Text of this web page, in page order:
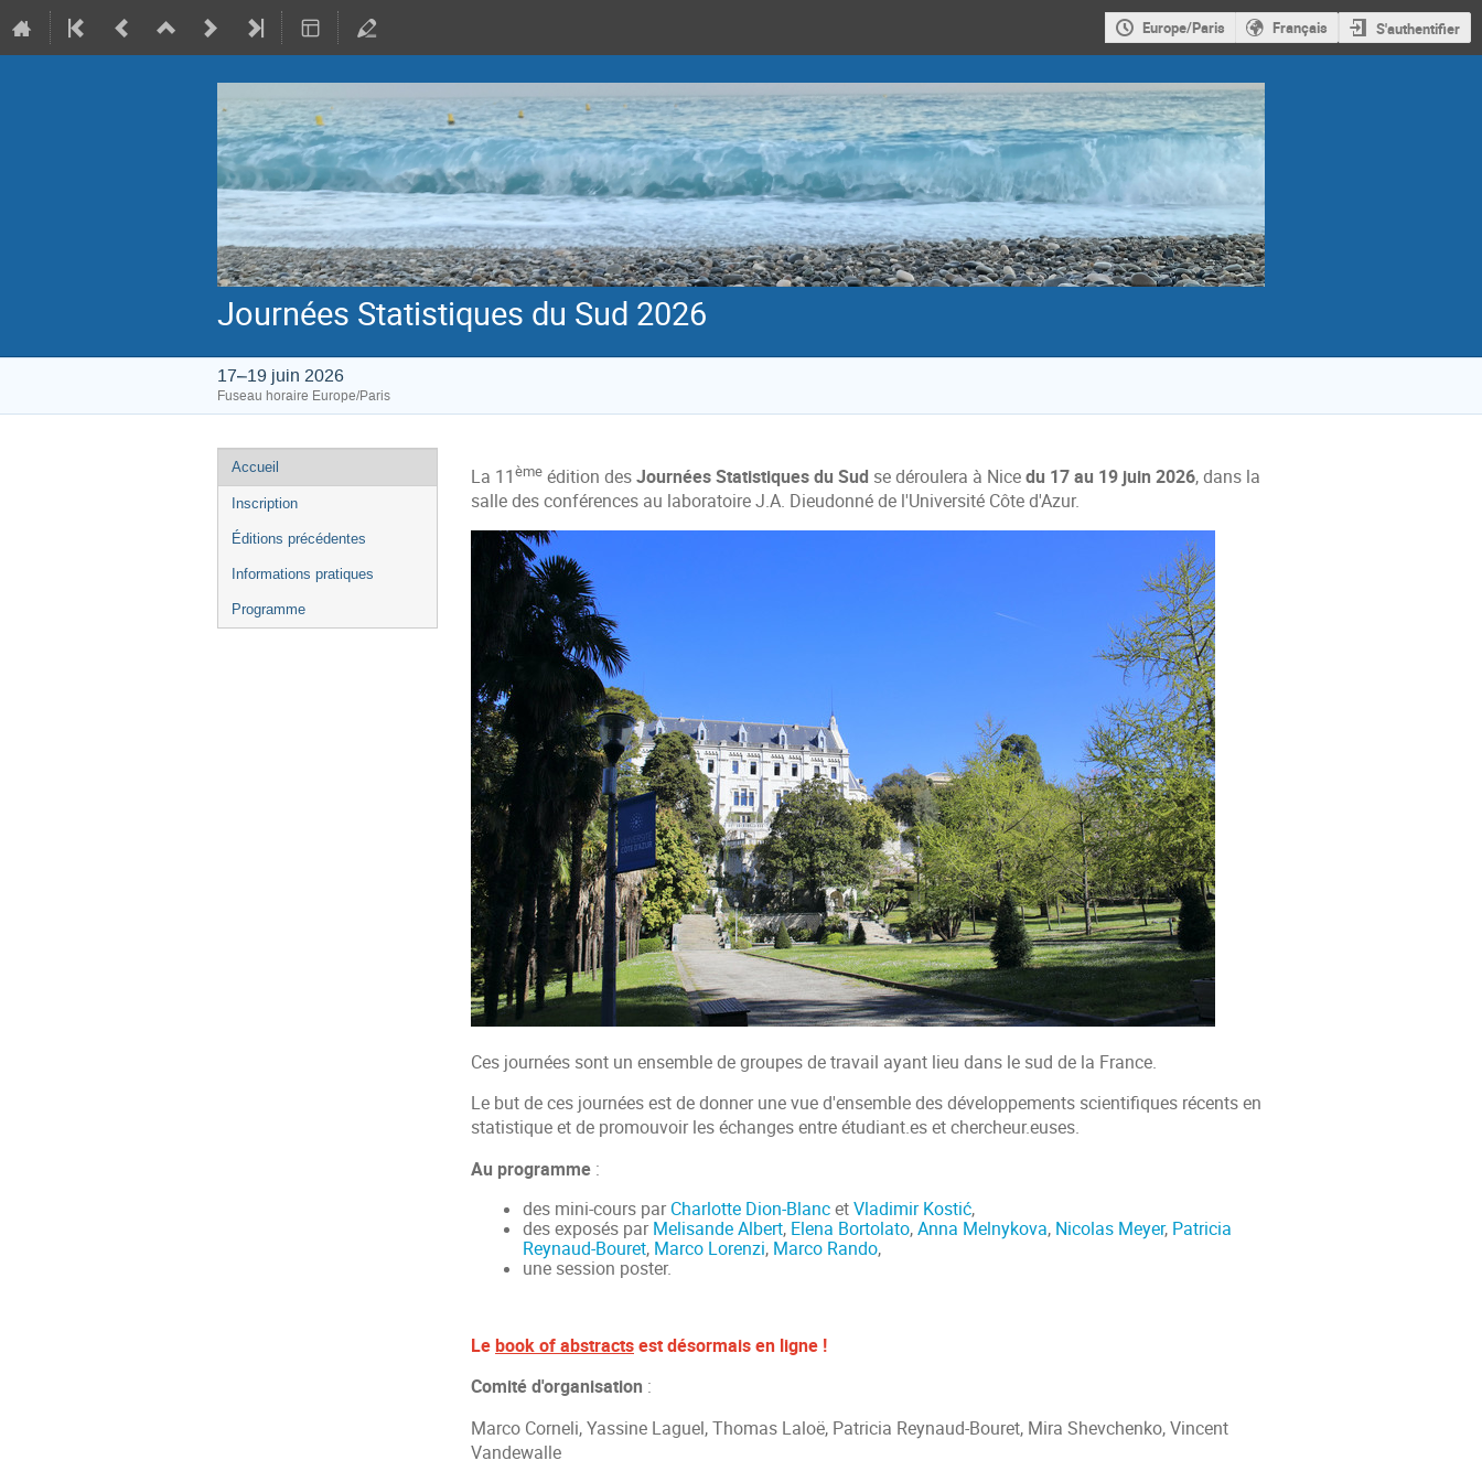
Europe/Paris Français S'authentifier
Journées Statistiques du Sud 2026
17–19 juin 2026
Fuseau horaire Europe/Paris
Menu
de
l'événement
Accueil
Inscription
Éditions précédentes
Informations pratiques
Programme
La 11ème édition desJournées Statistiques du Sud se déroulera à Nicedu 17 au 19 juin 2026, dans la
salle des conférences au laboratoire J.A. Dieudonné de l'Université Côte d'Azur.
Ces journées sont un ensemble de groupes de travail ayant lieu dans le sud de la France.
Le but de ces journées est de donner une vue d'ensemble des développements scientifiques récents en
statistique et de promouvoir les échanges entre étudiant.es et chercheur.euses.
Au programme :
des mini-cours parCharlotte Dion-BlancetVladimir Kostić,
des exposés parMelisande Albert, Elena Bortolato,Anna Melnykova, Nicolas Meyer, Patricia
Reynaud-Bouret, Marco Lorenzi, Marco Rando,
une session poster.
Lebook of abstractsest désormais en ligne !
Comité d'organisation :
Marco Corneli, Yassine Laguel, Thomas Laloë, Patricia Reynaud-Bouret, Mira Shevchenko, Vincent
Vandewalle